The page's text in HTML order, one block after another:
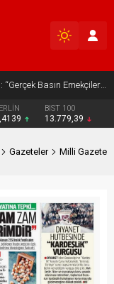
Batman Basın Derneği’nden Çağrı: “Gerçek Basın Emekçileri Desteklenmeli”
BIST 100
13.779,39
Gazeteler Milli Gazete